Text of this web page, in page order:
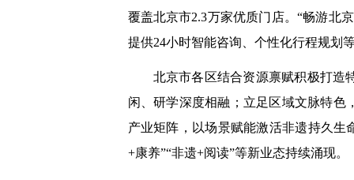
覆盖北京市2.3万家优质门店。“畅游北
提供24小时智能咨询、个性化行程规划
北京市各区结合资源禀赋积极打造
闲、研学深度相融；立足区域文脉特
产业矩阵，以场景赋能激活非遗持久生
+康养”“非遗+阅读”等新业态持续涌现。